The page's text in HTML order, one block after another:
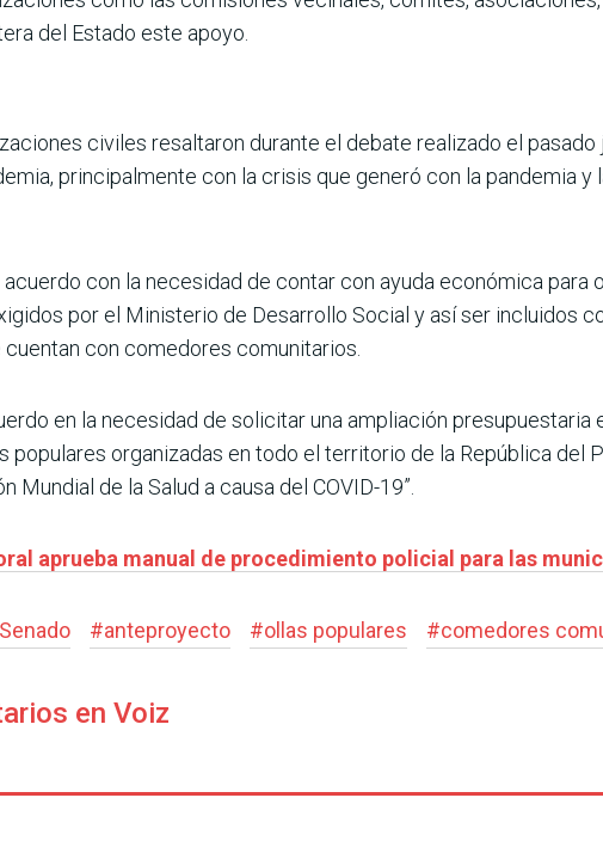
del Estado este apoyo.
civiles resaltaron durante el debate realizado el
principalmente con la crisis que generó con la pandemia
con la necesidad de contar con ayuda económica para
por el Ministerio de Desarrollo Social y así ser incluidos
con comedores comunitarios.
en la necesidad de solicitar una ampliación presupuestaria
populares organizadas en todo el territorio de la República del
Mundial de la Salud a causa del COVID-19”.
aprueba manual de procedimiento policial para las
Senado #anteproyecto #ollas populares #comedores
en Voiz